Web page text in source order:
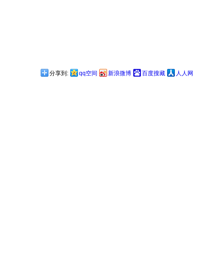
分享到: qq空间 新浪微博 百度搜藏 人人网